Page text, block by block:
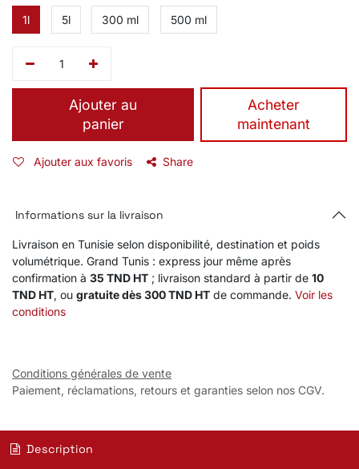
1l 5l 300 ml 500 ml
Ajouter au
panier
​Acheter
maintenant
Ajouter aux favoris Share
Informations sur la livraison
Livraison en Tunisie selon disponibilité, destination et poids
volumétrique. Grand Tunis : express jour même après
confirmation à 35 TND HT ; livraison standard à partir de 10
TND HT, ou gratuite dès 300 TND HT de commande. Voir les
conditions
Conditions générales de vente
Paiement, réclamations, retours et garanties selon nos CGV.
Description